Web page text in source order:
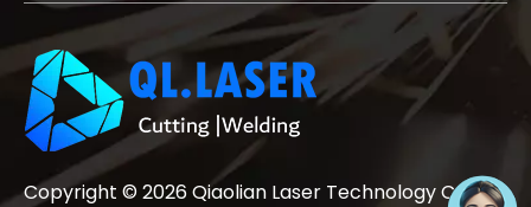
Copyright © 2026Qiaolian Laser Technology Co.,